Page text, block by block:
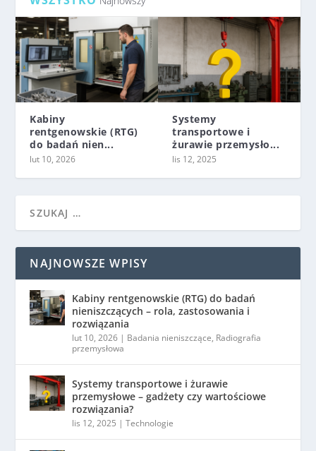
Kabiny
rentgenowskie (RTG)
do badań nien...
lut 10, 2026
Systemy
transportowe i
żurawie przemysło...
lis 12, 2025
NAJNOWSZE WPISY
Kabiny rentgenowskie (RTG) do badań
nieniszczących – rola, zastosowania i
rozwiązania
lut 10, 2026 | Badania nieniszczące, Radiografia
przemysłowa
Systemy transportowe i żurawie
przemysłowe – gadżety czy wartościowe
rozwiązania?
lis 12, 2025 |Technologie